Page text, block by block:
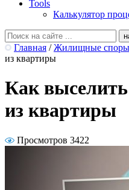
Tools
Калькулятор
Главная / Жилищные споры
из квартиры
Как
из квартиры
Просмотров 3422